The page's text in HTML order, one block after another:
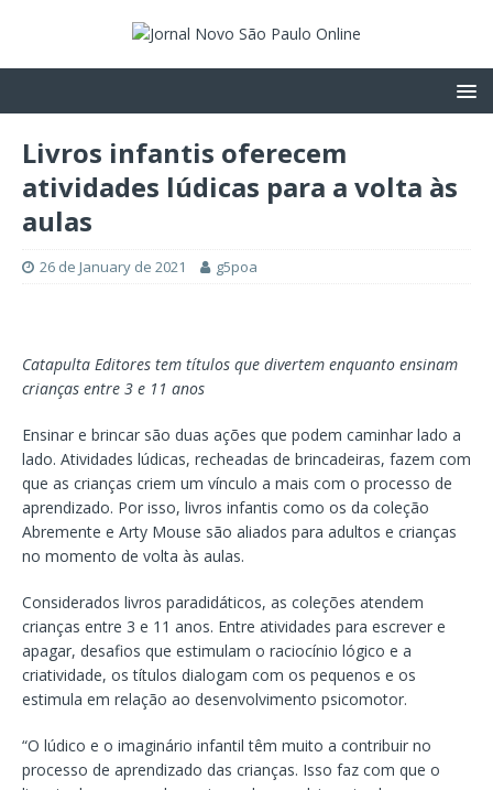
Livros infantis oferecem
atividades lúdicas para a volta às
aulas
26 de January de 2021 g5poa
Catapulta Editores tem títulos que divertem enquanto ensinam
crianças entre 3 e 11 anos
Ensinar e brincar são duas ações que podem caminhar lado a
lado. Atividades lúdicas, recheadas de brincadeiras, fazem com
que as crianças criem um vínculo a mais com o processo de
aprendizado. Por isso, livros infantis como os da coleção
Abremente e Arty Mouse são aliados para adultos e crianças
no momento de volta às aulas.
Considerados livros paradidáticos, as coleções atendem
crianças entre 3 e 11 anos. Entre atividades para escrever e
apagar, desafios que estimulam o raciocínio lógico e a
criatividade, os títulos dialogam com os pequenos e os
estimula em relação ao desenvolvimento psicomotor.
“O lúdico e o imaginário infantil têm muito a contribuir no
processo de aprendizado das crianças. Isso faz com que o